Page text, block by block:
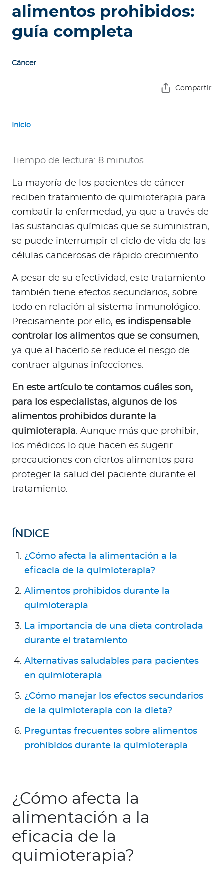
A
d
d
u
Ingresar a Mi Bupa
Para Clientes
Para Agentes
alimentos prohibidos:
guía completa
Cáncer
Compartir
Inicio
Tiempo de lectura: 8 minutos
La mayoría de los pacientes de cáncer
reciben tratamiento de quimioterapia para
combatir la enfermedad, ya que a través de
las sustancias químicas que se suministran,
se puede interrumpir el ciclo de vida de las
células cancerosas de rápido crecimiento.
A pesar de su efectividad, este tratamiento
también tiene efectos secundarios, sobre
todo en relación al sistema inmunológico.
Precisamente por ello, es indispensable
controlar los alimentos que se consumen,
ya que al hacerlo se reduce el riesgo de
contraer algunas infecciones.
En este artículo te contamos cuáles son,
para los especialistas, algunos de los
alimentos prohibidos durante la
quimioterapia. Aunque más que prohibir,
los médicos lo que hacen es sugerir
precauciones con ciertos alimentos para
proteger la salud del paciente durante el
tratamiento.
ÍNDICE
¿Cómo afecta la alimentación a la
eficacia de la quimioterapia?
Alimentos prohibidos durante la
quimioterapia
La importancia de una dieta controlada
durante el tratamiento
Alternativas saludables para pacientes
en quimioterapia
¿Cómo manejar los efectos secundarios
de la quimioterapia con la dieta?
Preguntas frecuentes sobre alimentos
prohibidos durante la quimioterapia
¿Cómo afecta la
alimentación a la
eficacia de la
quimioterapia?